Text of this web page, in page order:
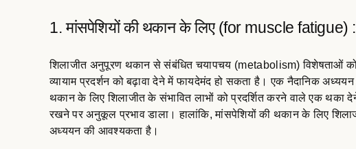
1. मांसपेशियों की थकान के लिए (for muscle fatigue)
शिलाजीत अनुपूरण थकान से संबंधित चयापचय (metabolism) विशेषताओं
व्यायाम प्रदर्शन को बढ़ावा देने में फायदेमंद हो सकता है। एक नैदानिक
थकान के लिए शिलाजीत के संभावित लाभों को प्रदर्शित करने वाले एक थका
रखने पर अनुकूल प्रभाव डाला। हालांकि, मांसपेशियों की थकान के लिए
अध्ययन की आवश्यकता है।